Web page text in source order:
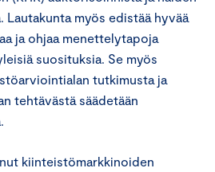
Lautakunta myös edistää hyvää
ja ohjaa menettelytapoja
suosituksia. Se myös
tutkimusta ja
tehtävästä säädetään
kiinteistömarkkinoiden